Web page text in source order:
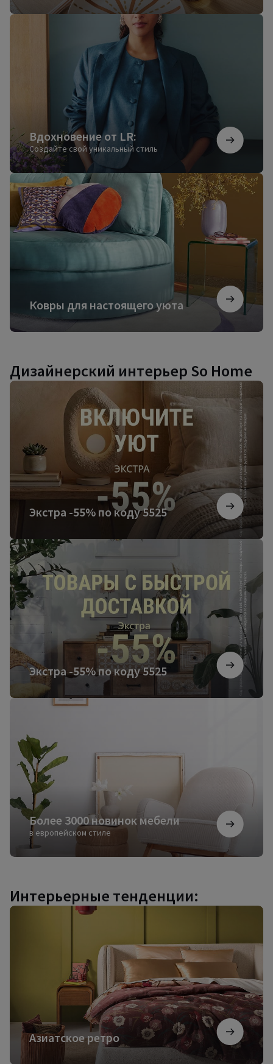
Вдохновение от LR:
Создайте свой уникальный стиль
Вдохновение
Ковры для настоящего уюта
Ковры
для
настоящего
уюта
Дизайнерский интерьер So Home
Экстра -55% по коду 5525
Экстра
Экстра -55% по коду 5525
Экстра
-55%
по
коду
5525
Более 3000 новинок мебели
в европейском стиле
мебели
Интерьерные тенденции:
Азиатское ретро
Азиатское